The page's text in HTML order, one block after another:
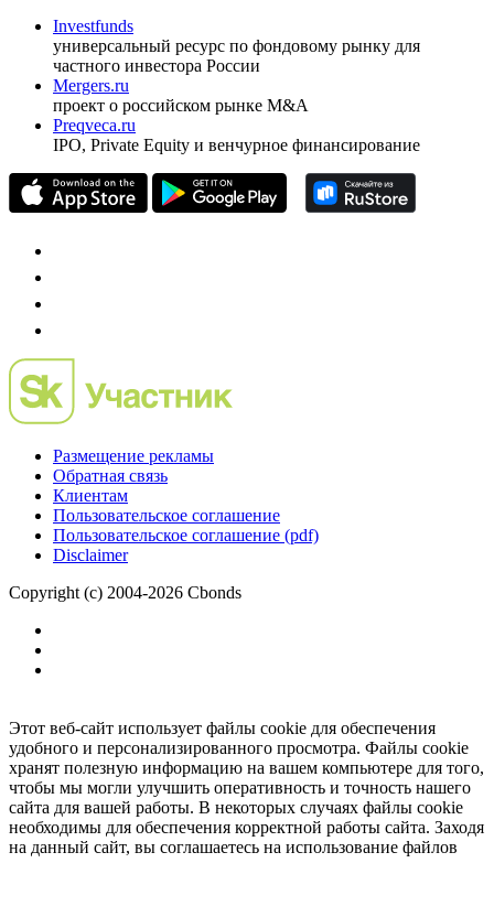
Investfunds
универсальный ресурс по фондовому рынку для
частного инвестора России
Mergers.ru
проект о российском рынке M&A
Preqveca.ru
IPO, Private Equity и венчурное финансирование
Размещение рекламы
Обратная связь
Клиентам
Пользовательское соглашение
Пользовательское соглашение (pdf)
Disclaimer
Copyright (c) 2004-2026 Cbonds
Этот веб-сайт использует файлы cookie для обеспечения
удобного и персонализированного просмотра. Файлы cookie
хранят полезную информацию на вашем компьютере для того,
чтобы мы могли улучшить оперативность и точность нашего
сайта для вашей работы. В некоторых случаях файлы cookie
необходимы для обеспечения корректной работы сайта. Заходя
на данный сайт, вы соглашаетесь на использование файлов